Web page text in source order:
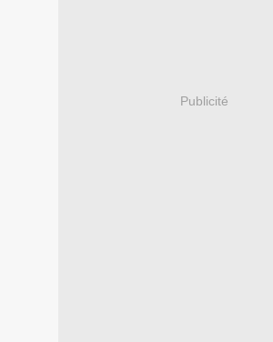
Publicité